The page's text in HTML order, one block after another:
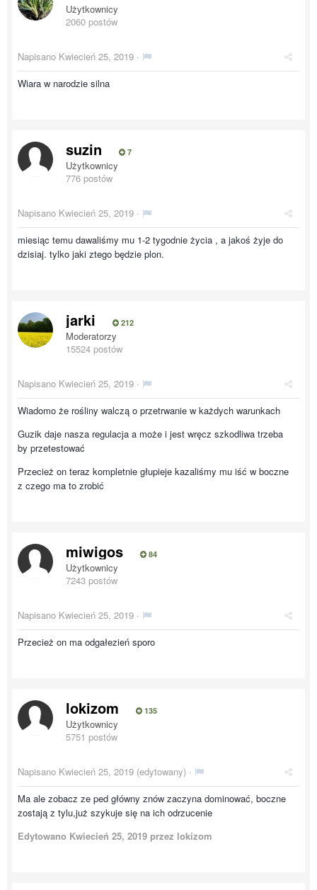
Użytkownicy
2060 postów
Napisano Kwiecień 25, 2019 ·
Wiara w narodzie silna
suzin 7
Użytkownicy
776 postów
Napisano Kwiecień 25, 2019 ·
miesiąc temu dawaliśmy mu 1-2 tygodnie życia , a jakoś żyje do
dzisiaj. tylko jaki ztego będzie plon.
jarki 212
Moderatorzy
15524 postów
Napisano Kwiecień 25, 2019 ·
Wiadomo że rośliny walczą o przetrwanie w każdych warunkach
Guzik daje nasza regulacja a może i jest wręcz szkodliwa trzeba
by przetestować
Przecież on teraz kompletnie głupieje kazaliśmy mu iść w boczne
z czego ma to zrobić
miwigos 84
Użytkownicy
7243 postów
Napisano Kwiecień 25, 2019 ·
Przecież on ma odgałezień sporo
lokizom 135
Użytkownicy
5751 postów
Napisano Kwiecień 25, 2019 (edytowany) ·
Ma ale zobacz ze ped główny znów zaczyna dominować, boczne
zostają z tylu,już szykuje się na ich odrzucenie
Edytowano Kwiecień 25, 2019 przez lokizom